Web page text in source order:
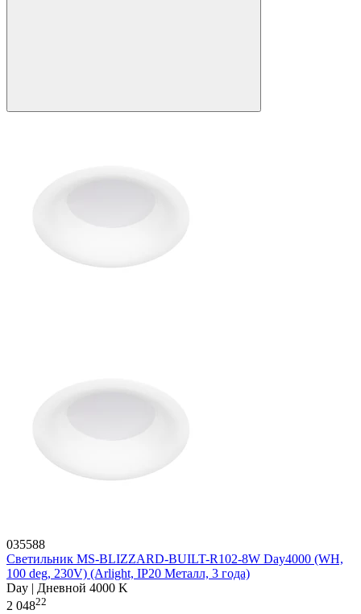
035588
Светильник MS-BLIZZARD-BUILT-R102-8W Day4000 (WH,
100 deg, 230V) (Arlight, IP20 Металл, 3 года)
Day | Дневной 4000 K
2 04822